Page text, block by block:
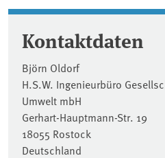
Kontaktdaten
Björn Oldorf
H.S.W. Ingenieurbüro
Umwelt mbH
Gerhart-Hauptmann-Str. 19
18055 Rostock
Deutschland